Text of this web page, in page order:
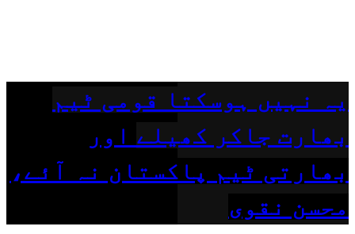
یہ نہیں ہوسکتا قومی ٹیم
بھارت جاکر کھیلے اور
بھارتی ٹیم پاکستان نہ آئے،
محسن نقوی